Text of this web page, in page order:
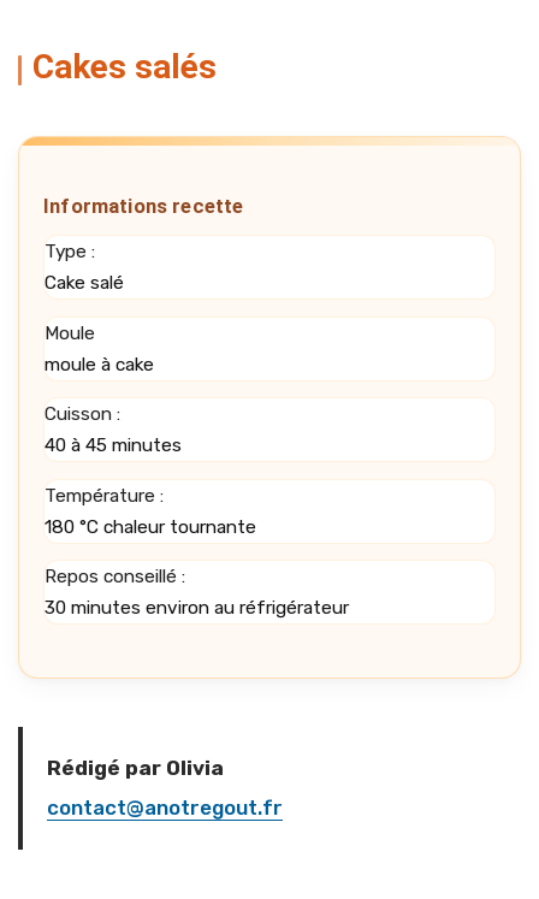
Cakes salés
Informations recette
Type :
Cake salé
Moule
moule à cake
Cuisson :
40 à 45 minutes
Température :
180 °C chaleur tournante
Repos conseillé :
30 minutes environ au réfrigérateur
Rédigé par Olivia
contact@anotregout.fr